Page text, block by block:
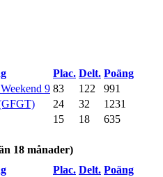
Plac. Delt. Poäng
9 83 122
991
24 32
1231
15 18 635
18 månader)
Plac. Delt. Poäng